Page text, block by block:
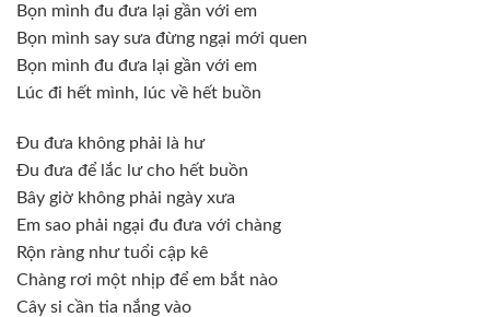
Bọn mình đu đưa lại gần với em
Bọn mình say sưa đừng ngại mới quen
Bọn mình đu đưa lại gần với em
Lúc đi hết mình, lúc về hết buồn
Đu đưa không phải là hư
Đu đưa để lắc lư cho hết buồn
Bây giờ không phải ngày xưa
Em sao phải ngại đu đưa với chàng
Rộn ràng như tuổi cập kê
Chàng rơi một nhịp để em bắt nào
Cây si cần tia nắng vào